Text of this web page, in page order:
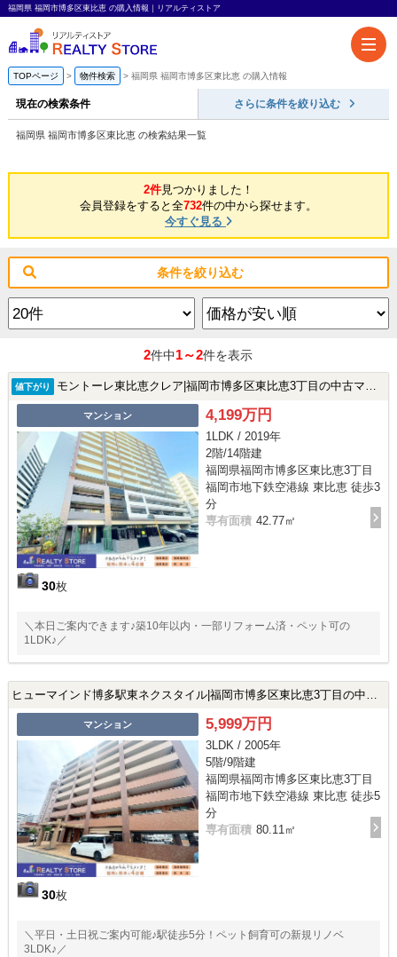
福岡県 福岡市博多区東比恵 の購入情報｜リアルティストア
TOPページ 物件検索 福岡県 福岡市博多区東比恵 の購入情報
現在の検索条件 さらに条件を絞り込む
福岡県 福岡市博多区東比恵 の検索結果一覧
2件見つかりました！
会員登録をすると全732件の中から探せます。
今すぐ見る
条件を絞り込む
2件中1～2件を表示
値下がり モントーレ東比恵クレア|福岡市博多区東比恵3丁目の中古マンション
マンション
30枚
4,199万円
1LDK / 2019年
2階/14階建
福岡県福岡市博多区東比恵3丁目
福岡市地下鉄空港線 東比恵 徒歩3
分
専有面積 42.77㎡
＼本日ご案内できます♪築10年以内・一部リフォーム済・ペット可の
1LDK♪／
ヒューマインド博多駅東ネクスタイル|福岡市博多区東比恵3丁目の中古マンション
マンション
30枚
5,999万円
3LDK / 2005年
5階/9階建
福岡県福岡市博多区東比恵3丁目
福岡市地下鉄空港線 東比恵 徒歩5
分
専有面積 80.11㎡
＼平日・土日祝ご案内可能♪駅徒歩5分！ペット飼育可の新規リノベ
3LDK♪／